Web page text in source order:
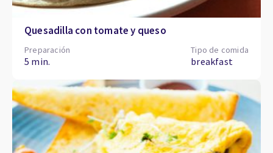
Quesadilla con tomate y queso
Preparación
5 min.
Tipo de comida
breakfast